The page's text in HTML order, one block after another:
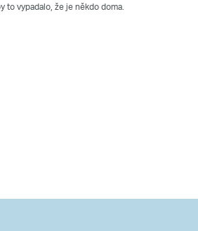
to vypadalo, že je někdo doma.